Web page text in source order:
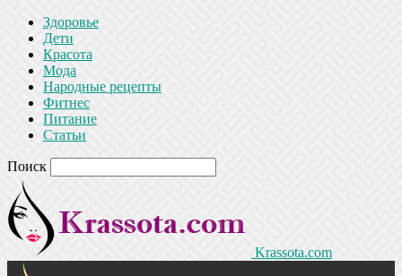
Здоровье
Дети
Красота
Мода
Народные рецепты
Фитнес
Питание
Статьи
Поиск
Krassota.com